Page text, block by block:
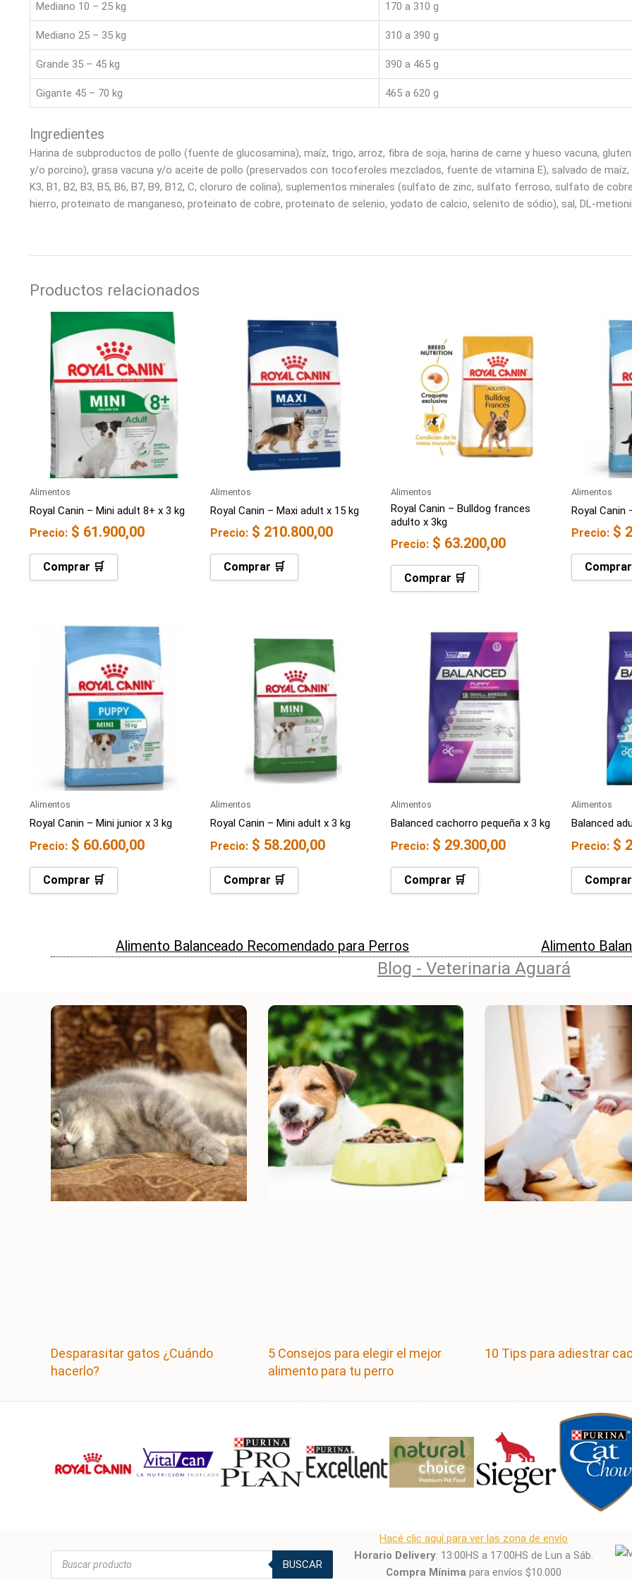
Mediano 10 – 25 kg 170 a 310 g
Mediano 25 – 35 kg 310 a 390 g
Grande 35 – 45 kg 390 a 465 g
Gigante 45 – 70 kg 465 a 620 g
Ingredientes
Harina de subproductos de pollo (fuente de glucosamina), maíz, trigo, arroz, fibra de soja, harina de carne y hueso vacuna,
y/o porcino), grasa vacuna y/o aceite de pollo (preservados con tocoferoles mezclados, fuente de vitamina E), salvado de
K3, B1, B2, B3, B5, B6, B7, B9, B12, C, cloruro de colina), suplementos minerales (sulfato de zinc, sulfato ferroso, sulfato de
hierro, proteinato de manganeso, proteinato de cobre, proteinato de selenio, yodato de calcio, selenito de sódio), sal, DL-
Productos relacionados
Alimentos
Royal Canin – Mini adult 8+ x 3 kg
Precio: $ 61.900,00
Comprar 🛒
Alimentos
Royal Canin – Maxi adult x 15 kg
Precio: $ 210.800,00
Comprar 🛒
Alimentos
Royal Canin – Bulldog frances
adulto x 3kg
Precio: $ 63.200,00
Comprar 🛒
Alimentos
Royal Canin
Precio: $
Alimentos
Royal Canin – Mini junior x 3 kg
Precio: $ 60.600,00
Comprar 🛒
Alimentos
Royal Canin – Mini adult x 3 kg
Precio: $ 58.200,00
Comprar 🛒
Alimentos
Balanced cachorro pequeña x 3 kg
Precio: $ 29.300,00
Comprar 🛒
Alimentos
Balanced
Precio: $
Alimento Balanceado Recomendado para Perros Alimento
Blog - Veterinaria Aguará
Desparasitar gatos ¿Cuándo
hacerlo?
5 Consejos para elegir el mejor
alimento para tu perro
10 Tips para adiestrar
Búsqueda
productos
BUSCAR
Hacé clic aquí para ver las zona de envío
Horario Delivery: 13:00HS a 17:00HS de Lun a Sáb.
Compra Mínima para envíos $10.000